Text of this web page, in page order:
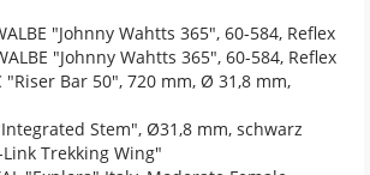
"Johnny Wahtts 365", 60-584, Reflex
"Johnny Wahtts 365", 60-584, Reflex
"Riser Bar 50", 720 mm, Ø 31,8 mm,
Stem", Ø31,8 mm, schwarz
Link Trekking Wing"